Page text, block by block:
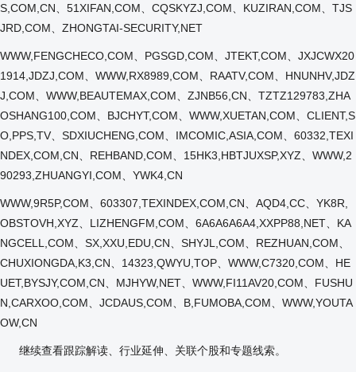
S,COM,CN、51XIFAN,COM、CQSKYZJ,COM、KUZIRAN,COM、TJS
JRD,COM、ZHONGTAI-SECURITY,NET
WWW,FENGCHECO,COM、PGSGD,COM、JTEKT,COM、JXJCWX20
1914,JDZJ,COM、WWW,RX8989,COM、RAATV,COM、HNUNHV,JDZ
J,COM、WWW,BEAUTEMAX,COM、ZJNB56,CN、TZTZ129783,ZHA
OSHANG100,COM、BJCHYT,COM、WWW,XUETAN,COM、CLIENT,S
O,PPS,TV、SDXIUCHENG,COM、IMCOMIC,ASIA,COM、60332,TEXI
NDEX,COM,CN、REHBAND,COM、15HK3,HBTJUXSP,XYZ、WWW,2
90293,ZHUANGYI,COM、YWK4,CN
WWW,9R5P,COM、603307,TEXINDEX,COM,CN、AQD4,CC、YK8R,
OBSTOVH,XYZ、LIZHENGFM,COM、6A6A6A6A4,XXPP88,NET、KA
NGCELL,COM、SX,XXU,EDU,CN、SHYJL,COM、REZHUAN,COM、
CHUXIONGDA,K3,CN、14323,QWYU,TOP、WWW,C7320,COM、HE
UET,BYSJY,COM,CN、MJHYW,NET、WWW,FI11AV20,COM、FUSHU
N,CARXOO,COM、JCDAUS,COM、B,FUMOBA,COM、WWW,YOUTA
OW,CN
继续查看跟踪解读、行业延伸、关联个股和专题线索。